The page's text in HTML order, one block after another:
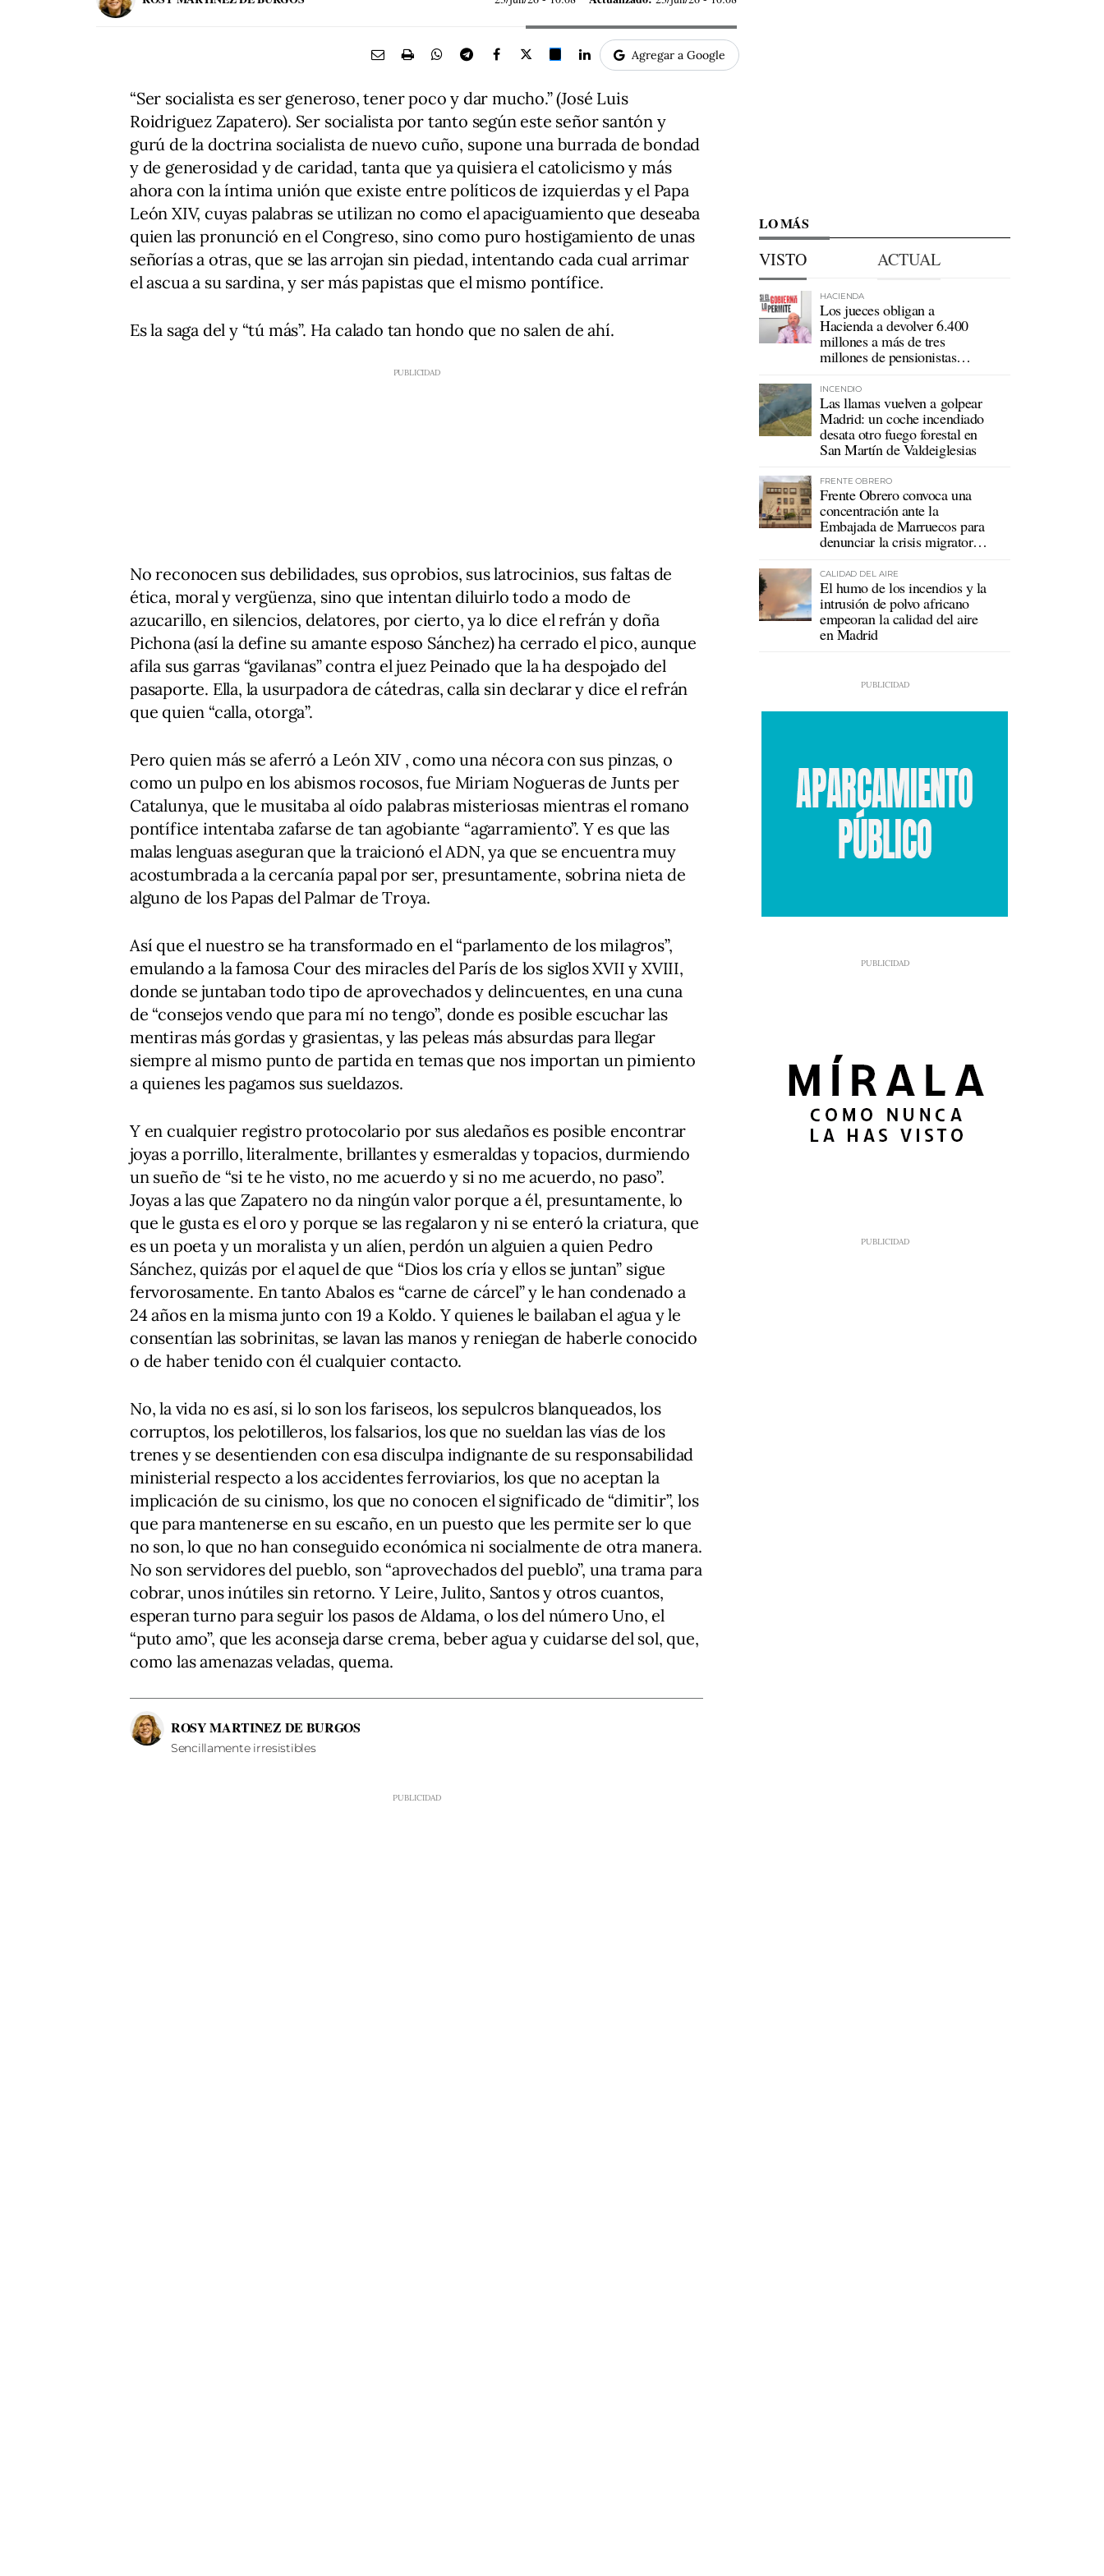
Agregar a Google
“Ser socialista es ser generoso, tener poco y dar mucho.” (José Luis
Roidriguez Zapatero). Ser socialista por tanto según este señor santón y
gurú de la doctrina socialista de nuevo cuño, supone una burrada de bondad
y de generosidad y de caridad, tanta que ya quisiera el catolicismo y más
ahora con la íntima unión que existe entre políticos de izquierdas y el Papa
León XIV, cuyas palabras se utilizan no como el apaciguamiento que deseaba
quien las pronunció en el Congreso, sino como puro hostigamiento de unas
señorías a otras, que se las arrojan sin piedad, intentando cada cual arrimar
el ascua a su sardina, y ser más papistas que el mismo pontífice.
Es la saga del y “tú más”. Ha calado tan hondo que no salen de ahí.
No reconocen sus debilidades, sus oprobios, sus latrocinios, sus faltas de
ética, moral y vergüenza, sino que intentan diluirlo todo a modo de
azucarillo, en silencios, delatores, por cierto, ya lo dice el refrán y doña
Pichona (así la define su amante esposo Sánchez) ha cerrado el pico, aunque
afila sus garras “gavilanas” contra el juez Peinado que la ha despojado del
pasaporte. Ella, la usurpadora de cátedras, calla sin declarar y dice el refrán
que quien “calla, otorga”.
Pero quien más se aferró a León XIV , como una nécora con sus pinzas, o
como un pulpo en los abismos rocosos, fue Miriam Nogueras de Junts per
Catalunya, que le musitaba al oído palabras misteriosas mientras el romano
pontífice intentaba zafarse de tan agobiante “agarramiento”. Y es que las
malas lenguas aseguran que la traicionó el ADN, ya que se encuentra muy
acostumbrada a la cercanía papal por ser, presuntamente, sobrina nieta de
alguno de los Papas del Palmar de Troya.
Así que el nuestro se ha transformado en el “parlamento de los milagros”,
emulando a la famosa Cour des miracles del París de los siglos XVII y XVIII,
donde se juntaban todo tipo de aprovechados y delincuentes, en una cuna
de “consejos vendo que para mí no tengo”, donde es posible escuchar las
mentiras más gordas y grasientas, y las peleas más absurdas para llegar
siempre al mismo punto de partida en temas que nos importan un pimiento
a quienes les pagamos sus sueldazos.
Y en cualquier registro protocolario por sus aledaños es posible encontrar
joyas a porrillo, literalmente, brillantes y esmeraldas y topacios, durmiendo
un sueño de “si te he visto, no me acuerdo y si no me acuerdo, no paso”.
Joyas a las que Zapatero no da ningún valor porque a él, presuntamente, lo
que le gusta es el oro y porque se las regalaron y ni se enteró la criatura, que
es un poeta y un moralista y un alíen, perdón un alguien a quien Pedro
Sánchez, quizás por el aquel de que “Dios los cría y ellos se juntan” sigue
fervorosamente. En tanto Abalos es “carne de cárcel” y le han condenado a
24 años en la misma junto con 19 a Koldo. Y quienes le bailaban el agua y le
consentían las sobrinitas, se lavan las manos y reniegan de haberle conocido
o de haber tenido con él cualquier contacto.
No, la vida no es así, si lo son los fariseos, los sepulcros blanqueados, los
corruptos, los pelotilleros, los falsarios, los que no sueldan las vías de los
trenes y se desentienden con esa disculpa indignante de su responsabilidad
ministerial respecto a los accidentes ferroviarios, los que no aceptan la
implicación de su cinismo, los que no conocen el significado de “dimitir”, los
que para mantenerse en su escaño, en un puesto que les permite ser lo que
no son, lo que no han conseguido económica ni socialmente de otra manera.
No son servidores del pueblo, son “aprovechados del pueblo”, una trama para
cobrar, unos inútiles sin retorno. Y Leire, Julito, Santos y otros cuantos,
esperan turno para seguir los pasos de Aldama, o los del número Uno, el
“puto amo”, que les aconseja darse crema, beber agua y cuidarse del sol, que,
como las amenazas veladas, quema.
ROSY MARTINEZ DE BURGOS
Sencillamente irresistibles
LO MÁS
VISTO ACTUAL
HACIENDA
Los jueces obligan a
Hacienda a devolver 6.400
millones a más de tres
millones de pensionistas
INCENDIO
Las llamas vuelven a golpear
Madrid: un coche incendiado
desata otro fuego forestal en
San Martín de Valdeiglesias
FRENTE OBRERO
Frente Obrero convoca una
concentración ante la
Embajada de Marruecos para
denunciar la crisis migratoria
CALIDAD DEL AIRE
El humo de los incendios y la
intrusión de polvo africano
empeoran la calidad del aire
en Madrid